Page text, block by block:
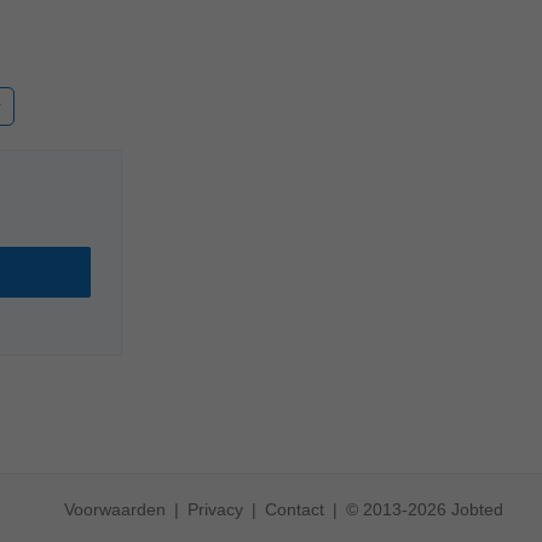
Voorwaarden Privacy Contact © 2013-2026 Jobted